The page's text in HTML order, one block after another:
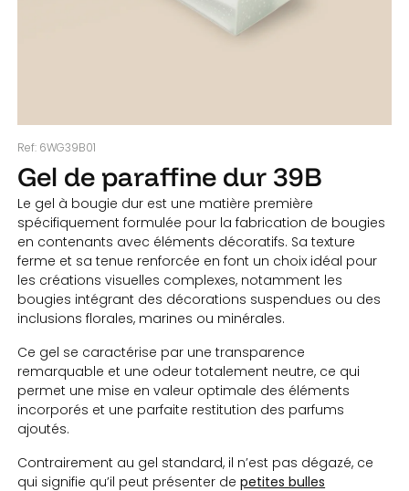
Ref: 6WG39B01
Gel de paraffine dur 39B
Le gel à bougie dur est une matière première
spécifiquement formulée pour la fabrication de bougies
en contenants avec éléments décoratifs. Sa texture
ferme et sa tenue renforcée en font un choix idéal pour
les créations visuelles complexes, notamment les
bougies intégrant des décorations suspendues ou des
inclusions florales, marines ou minérales.
Ce gel se caractérise par une transparence
remarquable et une odeur totalement neutre, ce qui
permet une mise en valeur optimale des éléments
incorporés et une parfaite restitution des parfums
ajoutés.
Contrairement au gel standard, il n’est pas dégazé, ce
qui signifie qu’il peut présenter depetites bulles